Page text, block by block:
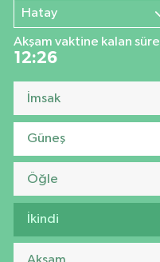
Hatay
Akşam vaktine kalan süre
12:25
İmsak
Güneş
Öğle
İkindi